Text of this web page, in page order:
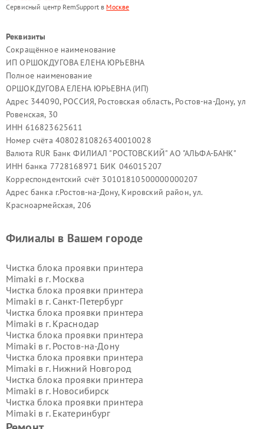
Сервисный центр RemSupport в Москве
Реквизиты
Сокращённое наименование
ИП ОРШОКДУГОВА ЕЛЕНА ЮРЬЕВНА
Полное наименование
ОРШОКДУГОВА ЕЛЕНА ЮРЬЕВНА (ИП)
Адрес 344090, РОССИЯ, Ростовская область, Ростов-на-Дону, ул
Ровенская, 30
ИНН 616823625611
Номер счёта 40802810826340010028
Валюта RUR Банк ФИЛИАЛ "РОСТОВСКИЙ" АО "АЛЬФА-БАНК"
ИНН банка 7728168971 БИК 046015207
Корреспондентский счёт 30101810500000000207
Адрес банка г.Ростов-на-Дону, Кировский район, ул.
Красноармейская, 206
Филиалы в Вашем городе
Чистка блока проявки принтера
Mimaki в г. Москва
Чистка блока проявки принтера
Mimaki в г. Санкт-Петербург
Чистка блока проявки принтера
Mimaki в г. Краснодар
Чистка блока проявки принтера
Mimaki в г. Ростов-на-Дону
Чистка блока проявки принтера
Mimaki в г. Нижний Новгород
Чистка блока проявки принтера
Mimaki в г. Новосибирск
Чистка блока проявки принтера
Mimaki в г. Екатеринбург
Чистка блока проявки принтера